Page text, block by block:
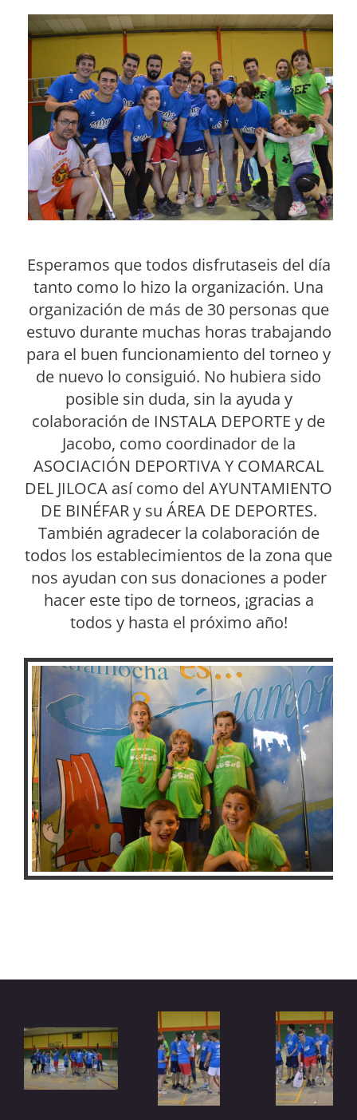
Esperamos que todos disfrutaseis del día
tanto como lo hizo la organización. Una
organización de más de 30 personas que
estuvo durante muchas horas trabajando
para el buen funcionamiento del torneo y
de nuevo lo consiguió. No hubiera sido
posible sin duda, sin la ayuda y
colaboración de INSTALA DEPORTE y de
Jacobo, como coordinador de la
ASOCIACIÓN DEPORTIVA Y COMARCAL
DEL JILOCA así como del AYUNTAMIENTO
DE BINÉFAR y su ÁREA DE DEPORTES.
También agradecer la colaboración de
todos los establecimientos de la zona que
nos ayudan con sus donaciones a poder
hacer este tipo de torneos, ¡gracias a
todos y hasta el próximo año!